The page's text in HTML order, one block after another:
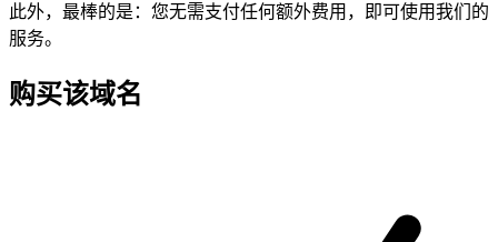
此外，最棒的是：您无需支付任何额外费用，即可使用我们的
服务。
购买该域名